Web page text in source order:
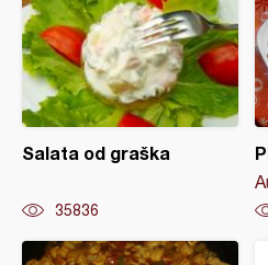
Salata od graška
35836